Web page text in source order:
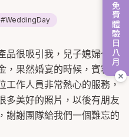
免費體驗日八月
#WeddingDay
品很吸引我，兒子媳婦也很
，果然婚宴的時候，賓客都
工作人員非常熱心的服務，
多美好的照片，以後有朋友
謝謝團隊給我們一個難忘的